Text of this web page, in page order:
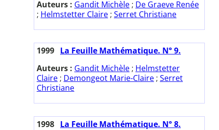
Auteurs : Gandit Michèle ; De Graeve Renée
; Helmstetter Claire ; Serret Christiane
1999 La Feuille Mathématique. N° 9.
Auteurs : Gandit Michèle ; Helmstetter
Claire ; Demongeot Marie-Claire ; Serret
Christiane
1998 La Feuille Mathématique. N° 8.